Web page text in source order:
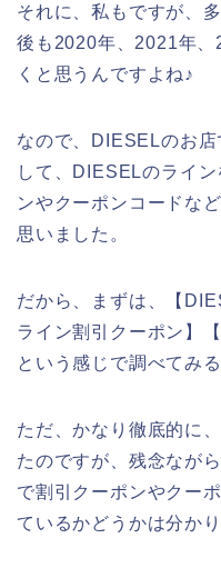
それに、私もですが、
後も2020年、2021年
くと思うんですよね♪
なので、DIESELのお
して、DIESELのライ
ンやクーポンコードな
思いました。
だから、まずは、【
ライン割引クーポン】
という感じで調べてみ
ただ、かなり徹底的に
たのですが、残念なが
で割引クーポンやクー
ているかどうかは分か